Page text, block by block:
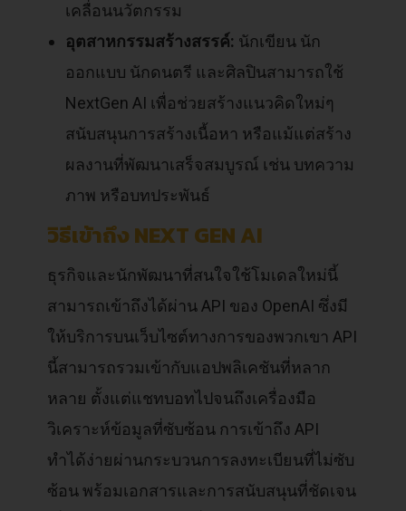
เคลื่อนนวัตกรรม
อุตสาหกรรมสร้างสรรค์: นักเขียน นัก
ออกแบบ นักดนตรี และศิลปินสามารถใช้
NextGen AI เพื่อช่วยสร้างแนวคิดใหม่ๆ
สนับสนุนการสร้างเนื้อหา หรือแม้แต่สร้าง
ผลงานที่พัฒนาเสร็จสมบูรณ์ เช่น บทความ
ภาพ หรือบทประพันธ์
วิธีเข้าถึง NEXT GEN AI
ธุรกิจและนักพัฒนาที่สนใจใช้โมเดลใหม่นี้
สามารถเข้าถึงได้ผ่าน API ของ OpenAI ซึ่งมี
ให้บริการบนเว็บไซต์ทางการของพวกเขา API
นี้สามารถรวมเข้ากับแอปพลิเคชันที่หลาก
หลาย ตั้งแต่แชทบอทไปจนถึงเครื่องมือ
วิเคราะห์ข้อมูลที่ซับซ้อน การเข้าถึง API
ทำได้ง่ายผ่านกระบวนการลงทะเบียนที่ไม่ซับ
ซ้อน พร้อมเอกสารและการสนับสนุนที่ชัดเจน